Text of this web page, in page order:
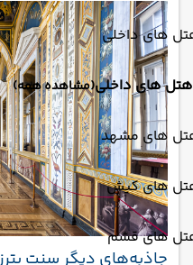
های داخلی
هتل های داخلی(مشاهده همه)
های مشهد
های کیش
های قشم
جاذبه‌های دیگر سنت